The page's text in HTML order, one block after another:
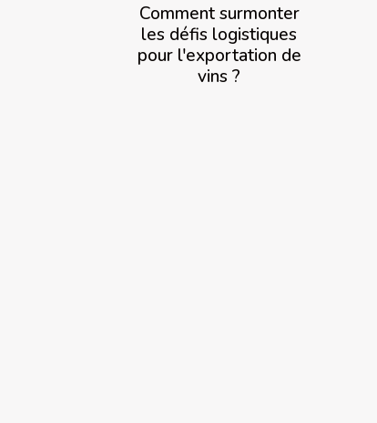
Comment surmonter
les défis logistiques
pour l'exportation de
vins ?